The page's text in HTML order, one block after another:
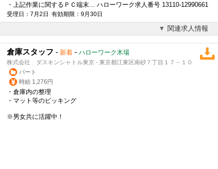
・上記作業に関するＰＣ端末... ハローワーク求人番号 13110-12990661
受理日：7月2日 有効期限：9月30日
関連求人情報
倉庫スタッフ - 新着 - ハローワーク木場
株式会社 ダスキンシャトル東京 - 東京都江東区南砂７丁目１７－１０
パート
時給 1,276円
・倉庫内の整理
・マット等のピッキング
※男女共に活躍中！